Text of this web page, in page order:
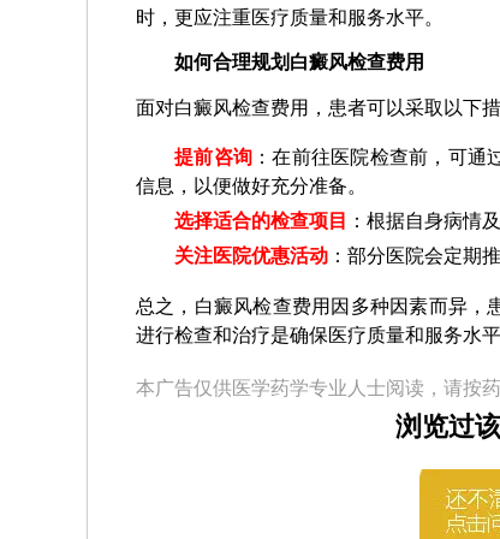
时，更应注重医疗质量和服务水平。
如何合理规划白癜风检查费用
面对白癜风检查费用，患者可以采取以下
提前咨询 ：在前往医院检查前，可
信息，以便做好充分准备。
选择适合的检查项目
：根据自身病情
关注医院优惠活动 ：部分医院会定期
总之，白癜风检查费用因多种因素而异，
进行检查和治疗是确保医疗质量和服务水
本广告仅供医学药学专业人士阅读，请按
浏览过